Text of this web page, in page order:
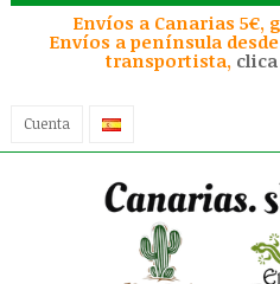
Envíos a Canarias 5€,
Envíos a península
transportista, clica
Cuenta